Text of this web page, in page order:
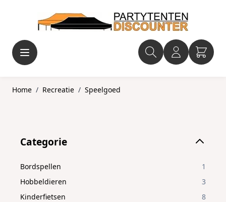
Home / Recreatie / Speelgoed
Skip to product list
Categorie
filter
Bordspellen
1
Hobbeldieren
3
Kinderfietsen
8